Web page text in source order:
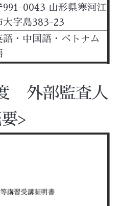
991-0043 山形県寒河江
大字島383-23
語・中国語・ベトナム
外部監査人
>